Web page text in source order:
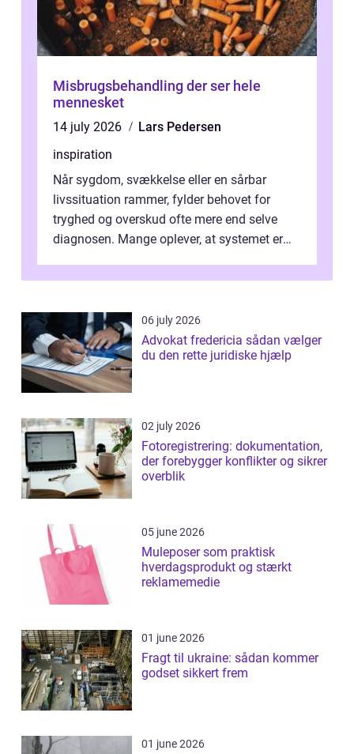
Misbrugsbehandling der ser hele
mennesket
14 july 2026
Lars Pedersen
inspiration
Når sygdom, svækkelse eller en sårbar
livssituation rammer, fylder behovet for
tryghed og overskud ofte mere end selve
diagnosen. Mange oplever, at systemet er
06 july 2026
Advokat fredericia sådan vælger
du den rette juridiske hjælp
02 july 2026
Fotoregistrering: dokumentation,
der forebygger konflikter og sikrer
overblik
05 june 2026
Muleposer som praktisk
hverdagsprodukt og stærkt
reklamemedie
01 june 2026
Fragt til ukraine: sådan kommer
godset sikkert frem
01 june 2026